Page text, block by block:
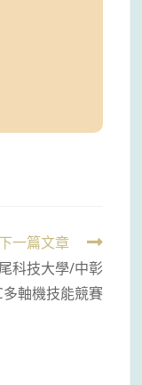
下一篇文章
科技大學/中彰
軸機技能競賽